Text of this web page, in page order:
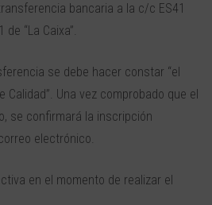
bancaria a la c/c ES41
“La Caixa”.
se debe hacer constar “el
Calidad”. Una vez comprobado que el
se confirmará la inscripción
electrónico.
en el momento de realizar el